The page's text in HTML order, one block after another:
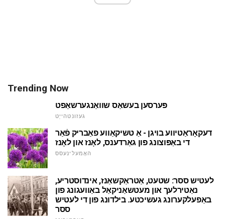
Trending Now
פּערסען בעשאַס שוואַנגערשאַפט
געזונטהייַט
דעקאָראַטיווע בויגן - אַ טשיקאַווע פאַבריק פֿאַר
די באַפּוצונג פון גאַרדענס, לאָנז און לאָנז
האָמעלינעסס
לעטיש ססר: שטעט, אַטראַקשאַנז, אינדוסטריע,
נאַטירלעך און מעטשאַניקאַל באַוועגונג פון
באַפעלקערונג געשיכטע. בילדונג פון די לעטיש
ססר